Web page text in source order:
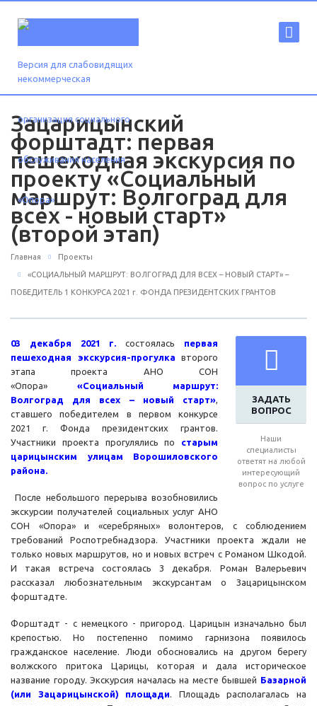
Версия для слабовидящих
Зацарицынский
форштадт: первая
пешеходная экскурсия по
проекту «Социальный
маршрут: Волгоград для
всех - новый старт»
(второй этап)
Главная Проекты
«СОЦИАЛЬНЫЙ МАРШРУТ: ВОЛГОГРАД ДЛЯ ВСЕХ – НОВЫЙ СТАРТ» –
ПОБЕДИТЕЛЬ 1 КОНКУРСА 2021 г. ФОНДА ПРЕЗИДЕНТСКИХ ГРАНТОВ
ЗАДАТЬ
ВОПРОС
Наши
специалисты
ответят на любой
интересующий
вопрос по услуге
03 декабря 2021 г. состоялась первая
пешеходная экскурсия-прогулка второго
этапа проекта АНО СОН
«Опора» «Социальный маршрут:
Волгоград для всех – новый старт»,
ставшего победителем в первом конкурсе
2021 г. Фонда президентских грантов.
Участники проекта прогулялись по старым
царицынским улицам Ворошиловского
района.
После небольшого перерыва возобновились
экскурсии получателей социальных услуг АНО
СОН «Опора» и «серебряных» волонтеров, с соблюдением
требований Роспотребнадзора. Участники проекта ждали не
только новых маршрутов, но и новых встреч с Романом Шкодой.
И такая встреча состоялась 3 декабря. Роман Валерьевич
рассказал любознательным экскурсантам о Зацарицынском
форштадте.
Форштадт - с немецкого - пригород. Царицын изначально был
крепостью. Но постепенно помимо гарнизона появилось
гражданское население. Люди обосновались на другом берегу
волжского притока Царицы, которая и дала историческое
название городу. Экскурсия началась на месте бывшей Базарной
(или Зацарицынской) площади. Площадь располагалась на